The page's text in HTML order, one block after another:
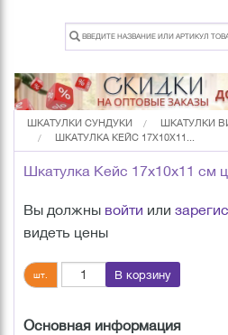
ШКАТУЛКИ СУНДУКИ
ШКАТУЛКИ
ШКАТУЛКА КЕЙС 17Х10Х11...
Шкатулка Кейс 17х10х11 см
Вы должны войти или
видеть цены
шт. В корзину
Основная информация